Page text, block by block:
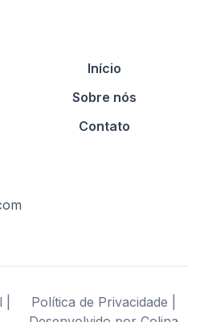
Início
Sobre nós
Contato
Política de Privacidade |